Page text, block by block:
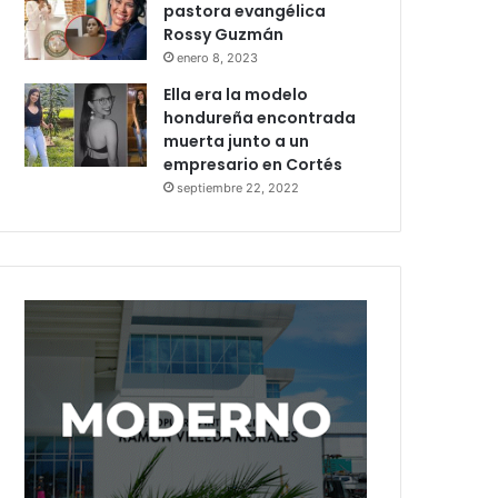
pastora evangélica
Rossy Guzmán
enero 8, 2023
Ella era la modelo
hondureña encontrada
muerta junto a un
empresario en Cortés
septiembre 22, 2022